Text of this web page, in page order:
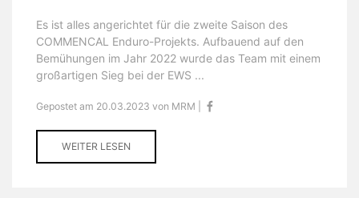
Es ist alles angerichtet für die zweite Saison des
COMMENCAL Enduro-Projekts. Aufbauend auf den
Bemühungen im Jahr 2022 wurde das Team mit einem
großartigen Sieg bei der EWS ...
Gepostet am 20.03.2023 von MRM |
WEITER LESEN